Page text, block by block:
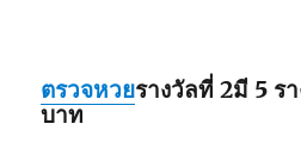
ตรวจหวยรางวัลที่ 2มี 5 ร
บาท